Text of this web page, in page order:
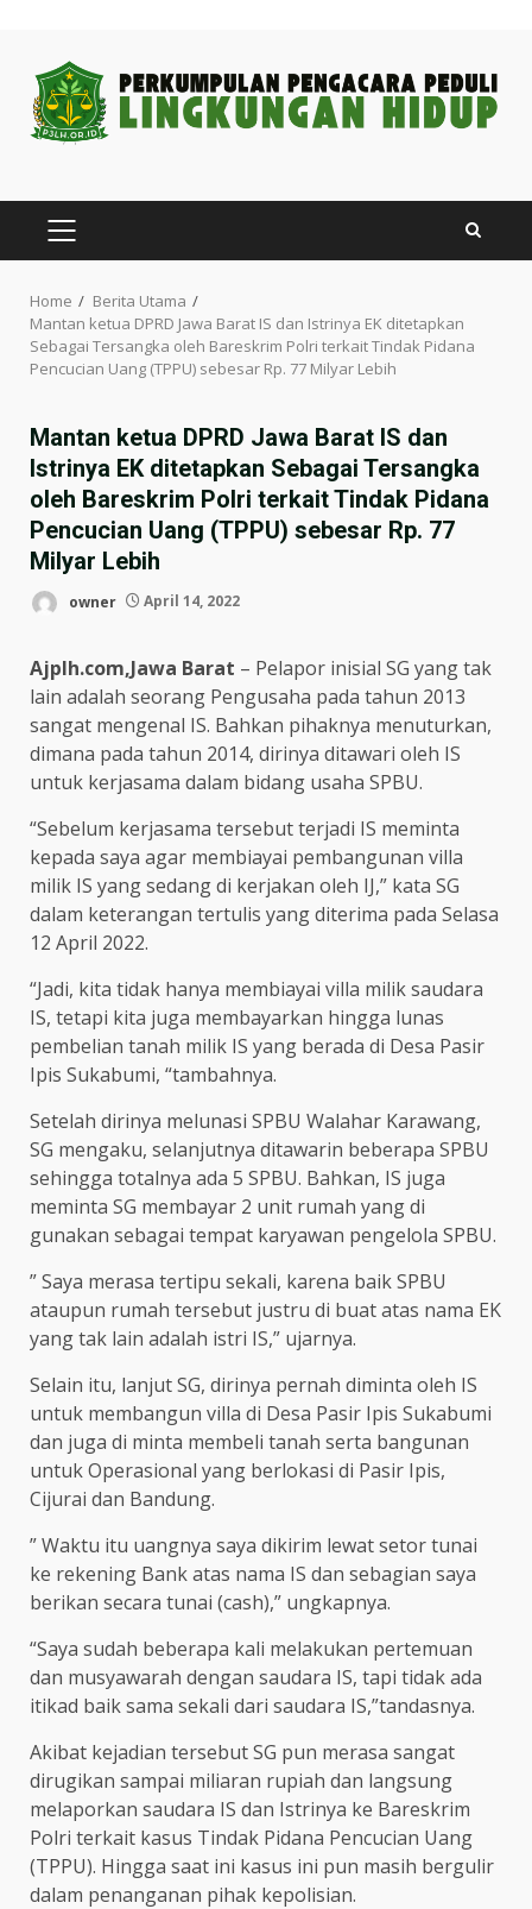
content
PRIMARY
MENU
Home
Berita Utama
Mantan ketua DPRD Jawa Barat IS dan Istrinya EK ditetapkan
Sebagai Tersangka oleh Bareskrim Polri terkait Tindak Pidana
Pencucian Uang (TPPU) sebesar Rp. 77 Milyar Lebih
Mantan ketua DPRD Jawa Barat IS dan
Istrinya EK ditetapkan Sebagai Tersangka
oleh Bareskrim Polri terkait Tindak Pidana
Pencucian Uang (TPPU) sebesar Rp. 77
Milyar Lebih
owner April 14, 2022
Ajplh.com,Jawa Barat – Pelapor inisial SG yang tak
lain adalah seorang Pengusaha pada tahun 2013
sangat mengenal IS. Bahkan pihaknya menuturkan,
dimana pada tahun 2014, dirinya ditawari oleh IS
untuk kerjasama dalam bidang usaha SPBU.
“Sebelum kerjasama tersebut terjadi IS meminta
kepada saya agar membiayai pembangunan villa
milik IS yang sedang di kerjakan oleh IJ,” kata SG
dalam keterangan tertulis yang diterima pada Selasa
12 April 2022.
“Jadi, kita tidak hanya membiayai villa milik saudara
IS, tetapi kita juga membayarkan hingga lunas
pembelian tanah milik IS yang berada di Desa Pasir
Ipis Sukabumi, “tambahnya.
Setelah dirinya melunasi SPBU Walahar Karawang,
SG mengaku, selanjutnya ditawarin beberapa SPBU
sehingga totalnya ada 5 SPBU. Bahkan, IS juga
meminta SG membayar 2 unit rumah yang di
gunakan sebagai tempat karyawan pengelola SPBU.
” Saya merasa tertipu sekali, karena baik SPBU
ataupun rumah tersebut justru di buat atas nama EK
yang tak lain adalah istri IS,” ujarnya.
Selain itu, lanjut SG, dirinya pernah diminta oleh IS
untuk membangun villa di Desa Pasir Ipis Sukabumi
dan juga di minta membeli tanah serta bangunan
untuk Operasional yang berlokasi di Pasir Ipis,
Cijurai dan Bandung.
” Waktu itu uangnya saya dikirim lewat setor tunai
ke rekening Bank atas nama IS dan sebagian saya
berikan secara tunai (cash),” ungkapnya.
“Saya sudah beberapa kali melakukan pertemuan
dan musyawarah dengan saudara IS, tapi tidak ada
itikad baik sama sekali dari saudara IS,”tandasnya.
Akibat kejadian tersebut SG pun merasa sangat
dirugikan sampai miliaran rupiah dan langsung
melaporkan saudara IS dan Istrinya ke Bareskrim
Polri terkait kasus Tindak Pidana Pencucian Uang
(TPPU). Hingga saat ini kasus ini pun masih bergulir
dalam penanganan pihak kepolisian.